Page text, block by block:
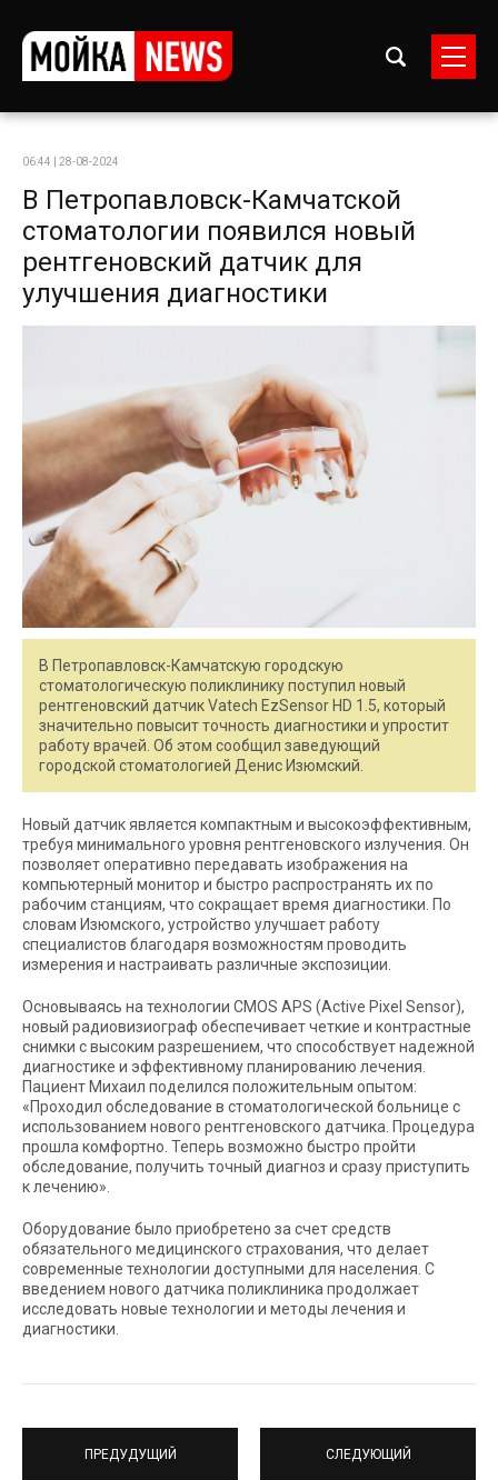
06:44 | 28-08-2024
В Петропавловск-Камчатской
стоматологии появился новый
рентгеновский датчик для
улучшения диагностики
В Петропавловск-Камчатскую городскую
стоматологическую поликлинику поступил новый
рентгеновский датчик Vatech EzSensor HD 1.5, который
значительно повысит точность диагностики и упростит
работу врачей. Об этом сообщил заведующий
городской стоматологией Денис Изюмский.
Новый датчик является компактным и высокоэффективным,
требуя минимального уровня рентгеновского излучения. Он
позволяет оперативно передавать изображения на
компьютерный монитор и быстро распространять их по
рабочим станциям, что сокращает время диагностики. По
словам Изюмского, устройство улучшает работу
специалистов благодаря возможностям проводить
измерения и настраивать различные экспозиции.
Основываясь на технологии CMOS APS (Active Pixel Sensor),
новый радиовизиограф обеспечивает четкие и контрастные
снимки с высоким разрешением, что способствует надежной
диагностике и эффективному планированию лечения.
Пациент Михаил поделился положительным опытом:
«Проходил обследование в стоматологической больнице с
использованием нового рентгеновского датчика. Процедура
прошла комфортно. Теперь возможно быстро пройти
обследование, получить точный диагноз и сразу приступить
к лечению».
Оборудование было приобретено за счет средств
обязательного медицинского страхования, что делает
современные технологии доступными для населения. С
введением нового датчика поликлиника продолжает
исследовать новые технологии и методы лечения и
диагностики.
ПРЕДУДУЩИЙ СЛЕДУЮЩИЙ